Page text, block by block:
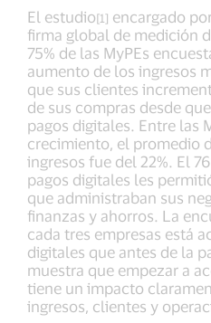
El estudio[1] encargado
firma global de medición
75% de las MyPEs
aumento de los ingresos
que sus clientes
de sus compras desde
pagos digitales. Entre las
crecimiento, el promedio
ingresos fue del 22%. El
pagos digitales les
que administraban sus
finanzas y ahorros. La
cada tres empresas está
digitales que antes de la
muestra que empezar a
tiene un impacto
ingresos, clientes y